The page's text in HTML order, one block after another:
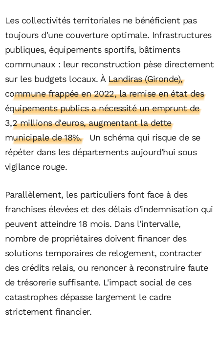
Les collectivités territoriales ne bénéficient pas
toujours d'une couverture optimale. Infrastructures
publiques, équipements sportifs, bâtiments
communaux : leur reconstruction pèse directement
sur les budgets locaux. À Landiras (Gironde),
commune frappée en 2022, la remise en état des
équipements publics a nécessité un emprunt de
3,2 millions d'euros, augmentant la dette
municipale de 18%.
Un schéma qui risque de se
répéter dans les départements aujourd'hui sous
vigilance rouge.
Parallèlement, les particuliers font face à des
franchises élevées et des délais d'indemnisation qui
peuvent atteindre 18 mois. Dans l'intervalle,
nombre de propriétaires doivent financer des
solutions temporaires de relogement, contracter
des crédits relais, ou renoncer à reconstruire faute
de trésorerie suffisante. L'impact social de ces
catastrophes dépasse largement le cadre
strictement financier.